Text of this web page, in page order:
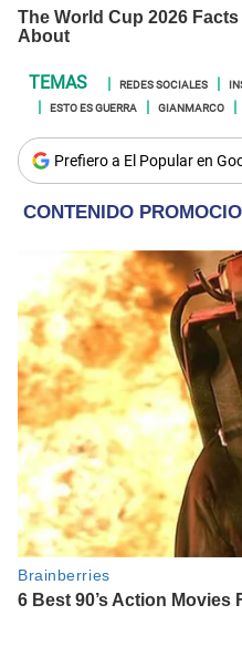
REDES SOCIALES
ESTO ES GUERRA
GIANMARCO
Prefiero a El Popular en